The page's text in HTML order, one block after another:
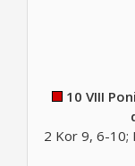
10 VIII
2 Kor 9, 6-10;